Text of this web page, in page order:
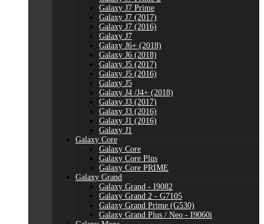
Galaxy J7 Prime
Galaxy J7 (2017)
Galaxy J7 (2016)
Galaxy J7
Galaxy J6+ (2018)
Galaxy J6 (2018)
Galaxy J5 (2017)
Galaxy J5 (2016)
Galaxy J5
Galaxy J4 /J4+ (2018)
Galaxy J3 (2017)
Galaxy J3 (2016)
Galaxy J1 (2016)
Galaxy J1
Galaxy Core
Galaxy Core
Galaxy Core Plus
Galaxy Core PRIME
Galaxy Grand
Galaxy Grand - I9082
Galaxy Grand 2 - G7105
Galaxy Grand Prime (G530)
Galaxy Grand Plus / Neo - I9060i